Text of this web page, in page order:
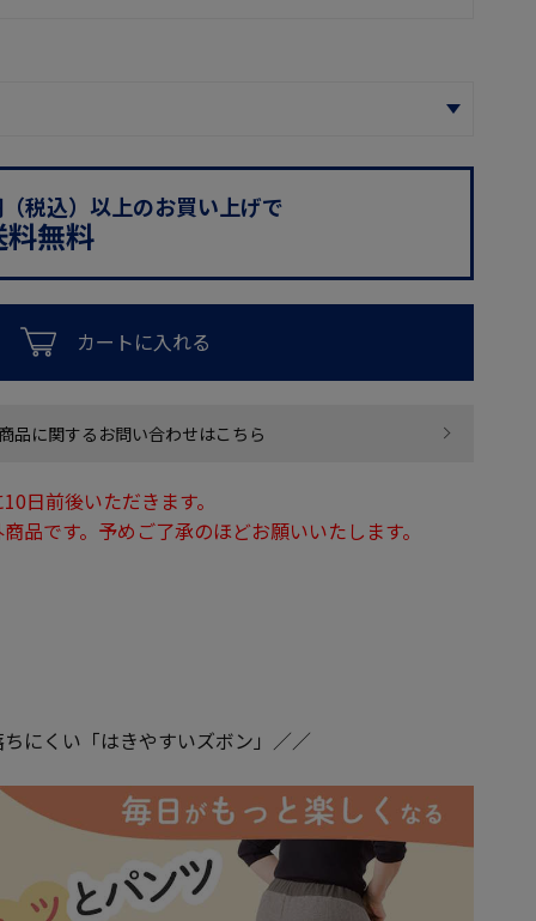
税込）以上のお買い上げで
無料
カートに入れる
品に関するお問い合わせはこちら
日前後いただきます。
品です。予めご了承のほどお願いいたします。
にくい「はきやすいズボン」／／